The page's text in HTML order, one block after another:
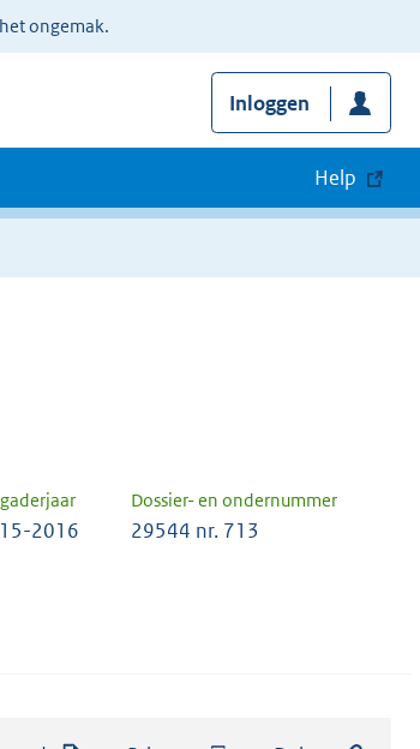
ongemak.
Inloggen
Help
Dossier- en ondernummer
2016 29544 nr. 713